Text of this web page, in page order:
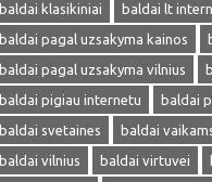
baldai klasikiniai
baldai lt
baldai pagal uzsakyma kainos
baldai pagal uzsakyma vilnius
baldai pigiau internetu
baldai
baldai svetaines
baldai
baldai vilnius
baldai virtuvei